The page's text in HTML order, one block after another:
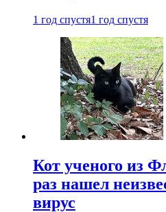
1 год спустя1 год спустя
Кот ученого из
раз нашел
вирус